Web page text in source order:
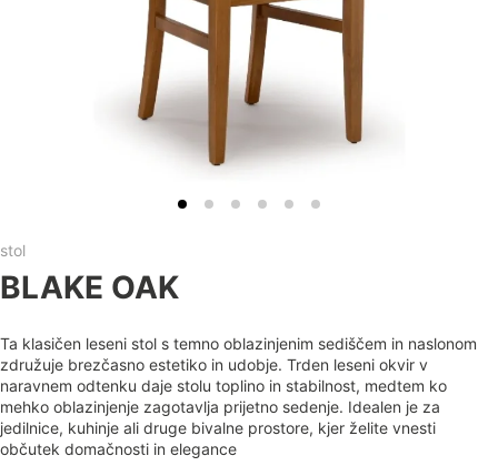
stol
BLAKE OAK
Ta klasičen leseni stol s temno oblazinjenim sediščem in naslonom
združuje brezčasno estetiko in udobje. Trden leseni okvir v
naravnem odtenku daje stolu toplino in stabilnost, medtem ko
mehko oblazinjenje zagotavlja prijetno sedenje. Idealen je za
jedilnice, kuhinje ali druge bivalne prostore, kjer želite vnesti
občutek domačnosti in elegance